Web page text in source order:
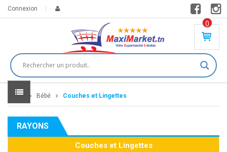
Connexion
0
PR
DU
IT(
S)
DT
Home Bébé Couches et Lingettes
RAYONS
Couches et Lingettes